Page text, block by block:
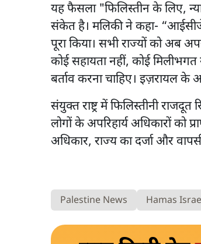
यह फैसला "फिलिस्तीन के लिए,
संकेत है। मलिकी ने कहा-
पूरा किया। सभी राज्यों को अब
कोई सहायता नहीं, कोई मिलीभगत
बर्ताव करना चाहिए। इज़रायल के
संयुक्त राष्ट्र में फिलिस्तीनी
लोगों के अपरिहार्य अधिकारों को
अधिकार, राज्य का दर्जा और
Palestine News Hamas